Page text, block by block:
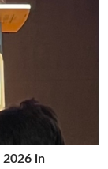
2026 in